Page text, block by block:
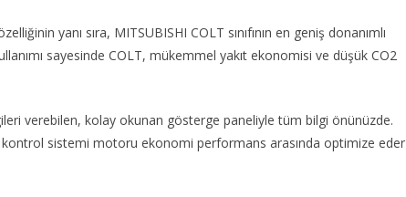
yanı sıra, MITSUBISHI COLT sınıfının en geniş donanımlı
sayesinde COLT, mükemmel yakıt ekonomisi ve düşük CO2
verebilen, kolay okunan gösterge paneliyle tüm bilgi önünüzde.
kontrol sistemi motoru ekonomi performans arasında optimize eder